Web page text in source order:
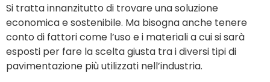
Si tratta innanzitutto di trovare una soluzione
economica e sostenibile. Ma bisogna anche tenere
conto di fattori come l’uso e i materiali a cui si sarà
esposti per fare la scelta giusta tra i diversi tipi di
pavimentazione più utilizzati nell’industria.